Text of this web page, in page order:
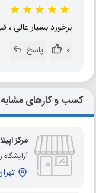
برخورد بسیار
0
پاسخ
کسب و کارهای مشابه
مرکز
آرایشگاه
تهران،